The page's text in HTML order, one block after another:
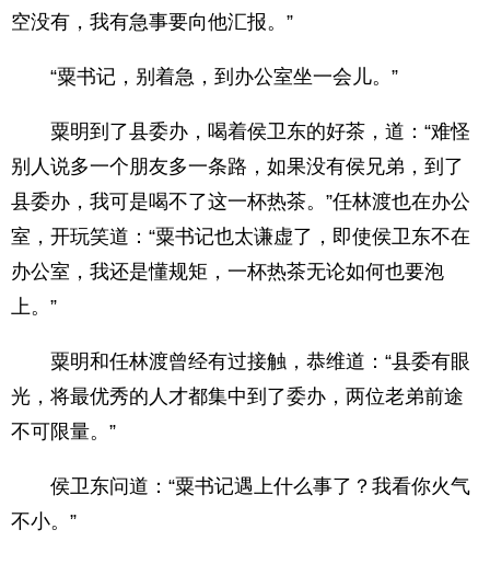
空没有，我有急事要向他汇报。”
“粟书记，别着急，到办公室坐一会儿。”
粟明到了县委办，喝着侯卫东的好茶，道：“难怪
别人说多一个朋友多一条路，如果没有侯兄弟，到了
县委办，我可是喝不了这一杯热茶。”任林渡也在办公
室，开玩笑道：“粟书记也太谦虚了，即使侯卫东不在
办公室，我还是懂规矩，一杯热茶无论如何也要泡
上。”
粟明和任林渡曾经有过接触，恭维道：“县委有眼
光，将最优秀的人才都集中到了委办，两位老弟前途
不可限量。”
侯卫东问道：“粟书记遇上什么事了？我看你火气
不小。”